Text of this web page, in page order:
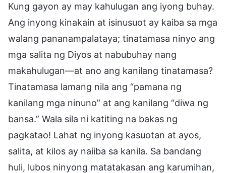
Kung gayon ay may kahulugan ang iyong buhay.
Ang inyong kinakain at isinusuot ay kaiba sa mga
walang pananampalataya; tinatamasa ninyo ang
mga salita ng Diyos at nabubuhay nang
makahulugan—at ano ang kanilang tinatamasa?
Tinatamasa lamang nila ang “pamana ng
kanilang mga ninuno” at ang kanilang “diwa ng
bansa.” Wala sila ni katiting na bakas ng
pagkatao! Lahat ng inyong kasuotan at ayos,
salita, at kilos ay naiiba sa kanila. Sa bandang
huli, lubos ninyong matatakasan ang karumihan,